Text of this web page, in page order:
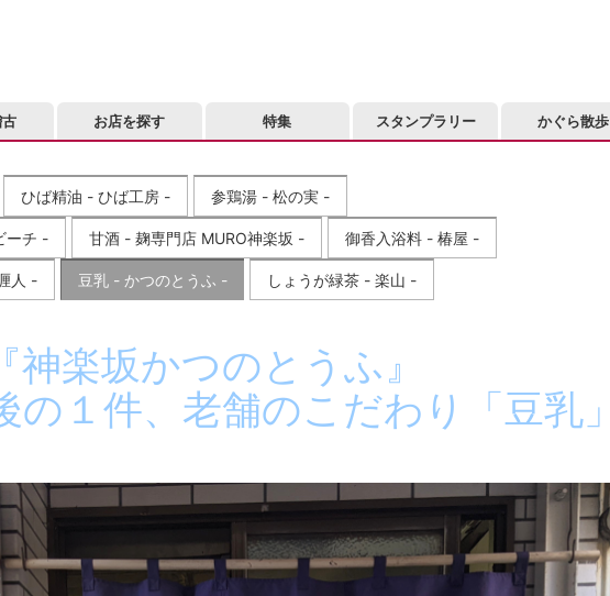
お店を探す 特集 スタンプラリー かぐら散歩
ひば精油 - ひば工房 - 参鶏湯 - 松の実 -
ーチ - 甘酒 - 麹専門店 MURO神楽坂 - 御香入浴料 - 椿屋 -
人 - 豆乳 - かつのとうふ - しょうが緑茶 - 楽山 -
『神楽坂かつのとうふ』
の１件、老舗のこだわり「豆乳」